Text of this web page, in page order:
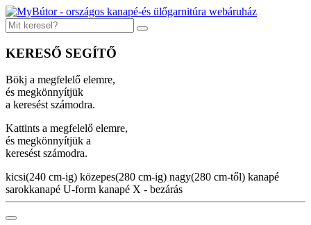
KERESŐ SEGÍTŐ
Bökj a megfelelő elemre,
és megkönnyítjük
a keresést számodra.
Kattints a megfelelő elemre,
és megkönnyítjük a
keresést számodra.
kicsi(240 cm-ig) közepes(280 cm-ig) nagy(280 cm-től) kanapé
sarokkanapé U-form kanapé X - bezárás